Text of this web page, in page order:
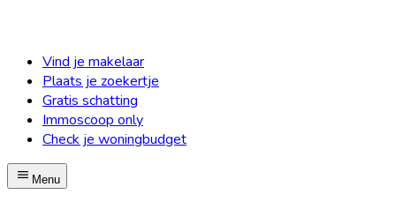
Vind je makelaar
Plaats je zoekertje
Gratis schatting
Immoscoop only
Check je woningbudget
Menu